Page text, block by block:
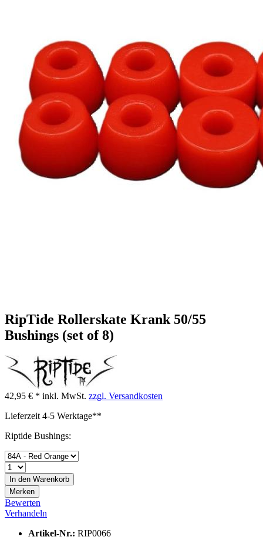
RipTide Rollerskate Krank 50/55
Bushings (set of 8)
42,95 € * inkl. MwSt. zzgl. Versandkosten
Lieferzeit 4-5 Werktage**
Riptide Bushings:
In den Warenkorb
Merken
Bewerten
Verhandeln
Artikel-Nr.: RIP0066